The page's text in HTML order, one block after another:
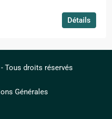
Détails
Tous droits réservés
Générales